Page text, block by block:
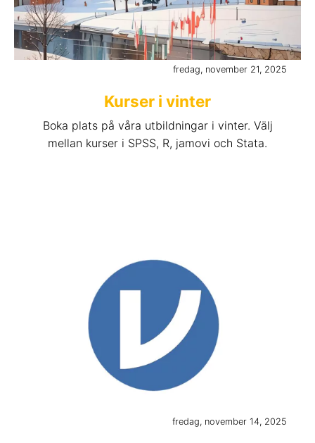
fredag, november 21, 2025
Kurser i vinter
Boka plats på våra utbildningar i vinter. Välj
mellan kurser i SPSS, R, jamovi och Stata.
fredag, november 14, 2025